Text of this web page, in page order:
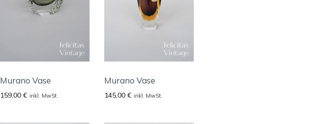
Murano Vase
159,00€ inkl. MwSt.
Murano Vase
145,00€ inkl. MwSt.